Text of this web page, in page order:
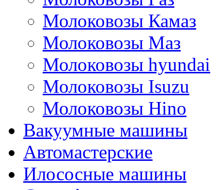
Молоковозы Камаз
Молоковозы Маз
Молоковозы hyundai
Молоковозы Isuzu
Молоковозы Hino
Вакуумные машины
Автомастерские
Илососные машины